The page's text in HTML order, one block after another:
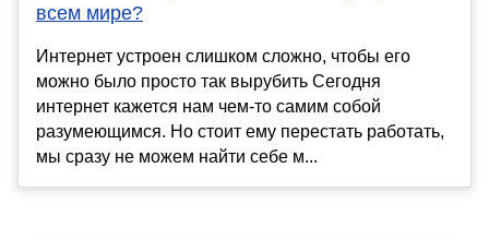
всем мире?
Интернет устроен слишком сложно, чтобы его
можно было просто так вырубить Сегодня
интернет кажется нам чем-то самим собой
разумеющимся. Но стоит ему перестать работать,
мы сразу не можем найти себе м...